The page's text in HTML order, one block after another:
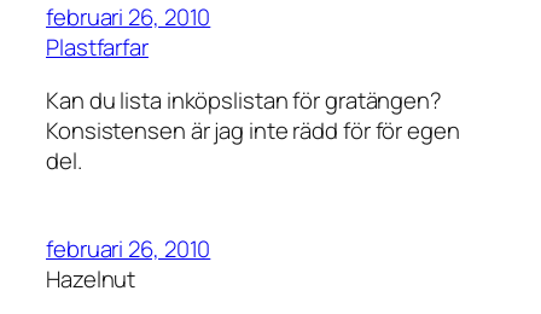
februari 26, 2010
Plastfarfar
Kan du lista inköpslistan för gratängen?
Konsistensen är jag inte rädd för för egen
del.
februari 26, 2010
Hazelnut